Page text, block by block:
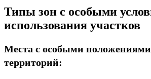
Типы зон с особыми
использования участков
Места с особыми
территорий: